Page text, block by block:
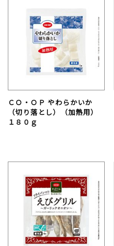
ＣＯ・ＯＰ やわらかいか
（切り落とし）（加熱用）
１８０ｇ